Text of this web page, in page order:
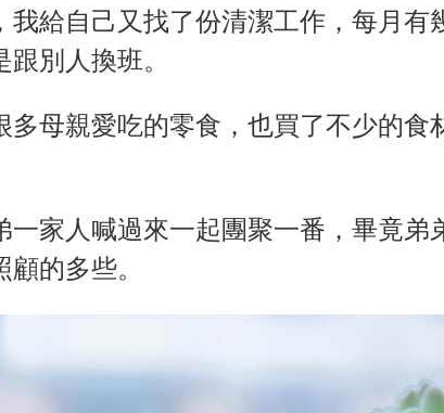
我給自己又找了份清潔工作，每月有
別人換班。
多母親愛吃的零食，也買了不少的食
一家人喊過來一起團聚一番，畢竟弟
的多些。